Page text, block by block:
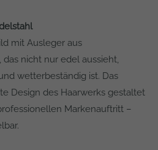
mit Ausleger aus
nicht nur edel aussieht,
wetterbeständig ist. Das
Design des Haarwerks gestaltet
Markenauftritt –